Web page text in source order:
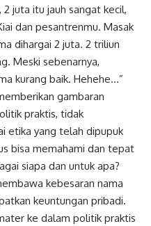
juta itu jauh sangat kecil,
dan pesantrenmu. Masak
dihargai 2 juta. 2 triliun
Meski sebenarnya,
kurang baik. Hehehe…”
gambaran
praktis, tidak
etika yang telah dipupuk
bisa memahami dan tepat
siapa dan untuk apa?
kebesaran nama
keuntungan pribadi.
ke dalam politik praktis